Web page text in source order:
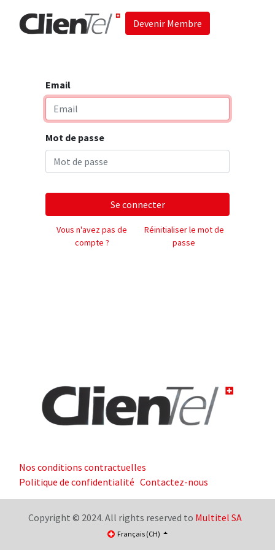
Devenir Membre
Email
Mot de passe
Se connecter
Vous n'avez pas de
compte ?
Réinitialiser le mot de
passe
Nos conditions contractuelles
Politique de confidentialité Contactez-nous
Copyright © 2024. All rights reserved to Multitel SA
Français (CH)